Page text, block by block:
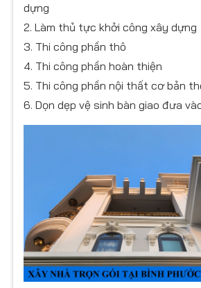
dựng
2. Làm thủ tực khởi công xây dựng
3. Thi công phần thô
4. Thi công phần hoàn thiện
5. Thi công phần nội thất cơ bản
6. Dọn dẹp vệ sinh bàn giao đưa